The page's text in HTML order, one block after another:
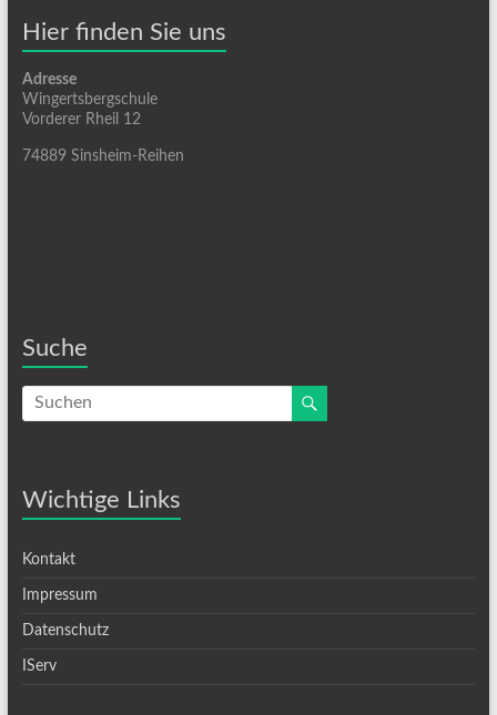
Hier finden Sie uns
Adresse
Wingertsbergschule
Vorderer Rheil 12
74889 Sinsheim-Reihen
Suche
Wichtige Links
Kontakt
Impressum
Datenschutz
IServ